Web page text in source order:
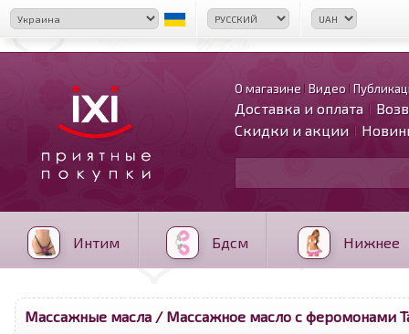
О магазине Видео
Доставка и оплата
Скидки и акции
Интим Бдсм Нижнее
Массажные масла / Массажное масло с феромонами